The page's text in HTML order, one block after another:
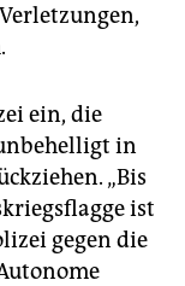
ein, die
in
„Bis
ist
gegen die